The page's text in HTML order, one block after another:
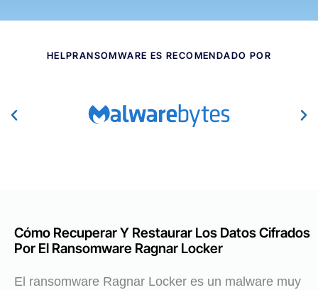
HELPRANSOMWARE ES RECOMENDADO POR
Cómo Recuperar Y Restaurar Los Datos Cifrados
Por El Ransomware Ragnar Locker
El ransomware Ragnar Locker es un malware muy